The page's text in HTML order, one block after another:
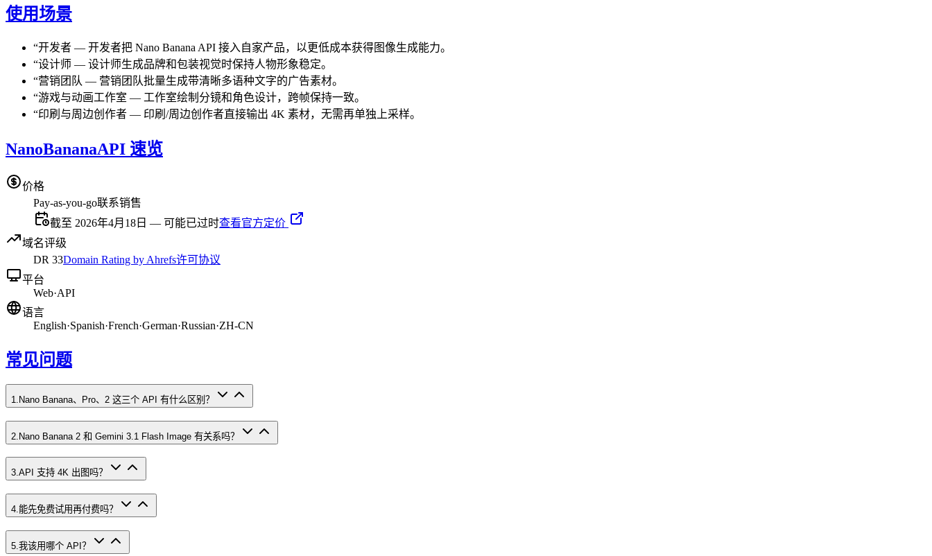
使用场景
“开发者 — 开发者把 Nano Banana API 接入自家产品，以更低成本获得图像生成能力。
“设计师 — 设计师生成品牌和包装视觉时保持人物形象稳定。
“营销团队 — 营销团队批量生成带清晰多语种文字的广告素材。
“游戏与动画工作室 — 工作室绘制分镜和角色设计，跨帧保持一致。
“印刷与周边创作者 — 印刷/周边创作者直接输出 4K 素材，无需再单独上采样。
NanoBananaAPI 速览
价格
Pay-as-you-go联系销售
截至 2026年4月18日 — 可能已过时查看官方定价
域名评级
DR 33Domain Rating by Ahrefs许可协议
平台
Web·API
语言
English·Spanish·French·German·Russian·ZH-CN
常见问题
1 Nano Banana、Pro、2 这三个 API 有什么区别？
2 Nano Banana 2 和 Gemini 3.1 Flash Image 有关系吗？
3.API 支持 4K 出图吗？
4.能先免费试用再付费吗？
5 我该用哪个 API？